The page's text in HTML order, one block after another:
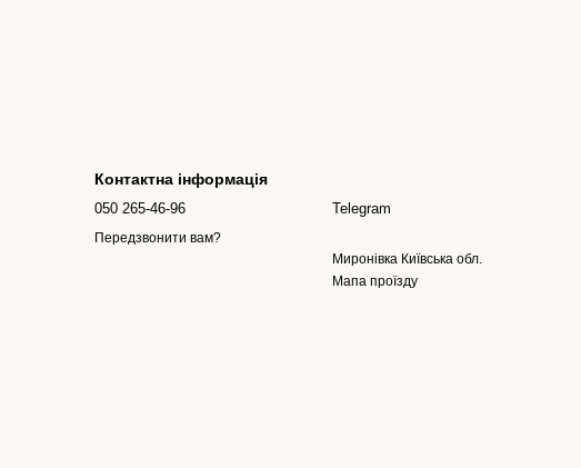
Контактна інформація
050 265-46-96
Передзвонити вам?
Telegram
Миронівка Київська обл.
Мапа проїзду